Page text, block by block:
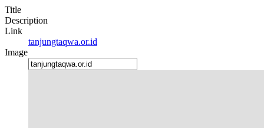
Title
Description
Link
tanjungtaqwa.or.id
Image